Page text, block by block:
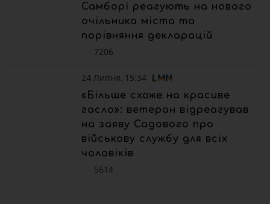
Самборі реагують на нового
очільника міста та
порівняння декларацій
7206
24 Липня, 15:34
«Більше схоже на красиве
гасло»: ветеран відреагував
на заяву Садового про
військову службу для всіх
чоловіків
5614